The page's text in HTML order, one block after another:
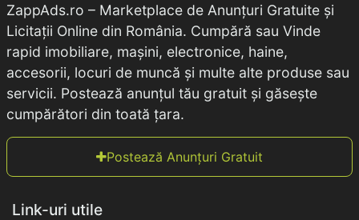
ZappAds.ro – Marketplace de Anunțuri Gratuite și
Licitații Online din România. Cumpără sau Vinde
rapid imobiliare, mașini, electronice, haine,
accesorii, locuri de muncă și multe alte produse sau
servicii. Postează anunțul tău gratuit și găsește
cumpărători din toată țara.
Postează Anunțuri Gratuit
Link-uri utile